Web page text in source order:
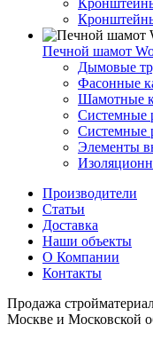
Печной шамот
Дымовые
Фасонные
Шамотные
Системные
Системные
Элементы
Производители
Статьи
Доставка
Наши объекты
О Компании
Контакты
Продажа
Москве и Московской